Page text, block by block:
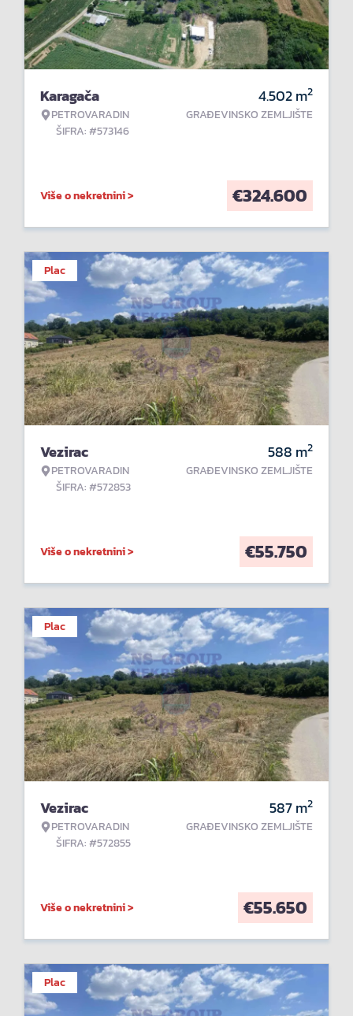
Karagača
PETROVARADIN
ŠIFRA: #573146
4.502m2
GRAĐEVINSKO ZEMLJIŠTE
Više o nekretnini > €324.600
Plac
Vezirac
PETROVARADIN
ŠIFRA: #572853
588 m2
GRAĐEVINSKO ZEMLJIŠTE
Više o nekretnini > €55.750
Plac
Vezirac
PETROVARADIN
ŠIFRA: #572855
587m2
GRAĐEVINSKO ZEMLJIŠTE
Više o nekretnini > €55.650
Plac